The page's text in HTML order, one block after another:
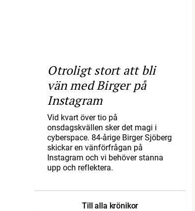
Otroligt stort att bli
vän med Birger på
Instagram
Vid kvart över tio på
onsdagskvällen sker det magi i
cyberspace. 84-årige Birger Sjöberg
skickar en vänförfrågan på
Instagram och vi behöver stanna
upp och reflektera.
Till alla krönikor